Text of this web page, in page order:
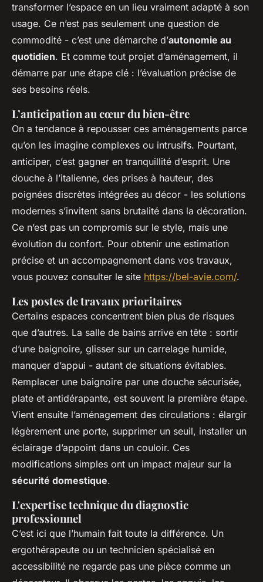
transformer l’espace en un lieu vraiment adapté à son
usage. Ce n’est pas seulement une question de
commodité - c’est une démarche d’autonomie au
quotidien. Et comme tout projet d’aménagement, il
démarre par une étape clé : l’évaluation précise de
ses besoins réels.
L’anticipation au cœur du bien-être
On a tendance à repousser ces aménagements parce
qu’on les imagine complexes ou intrusifs. Pourtant,
anticiper, c’est gagner en tranquillité d’esprit. Une
douche à l’italienne, des prises à hauteur, des
poignées discrètes intégrées au décor - les solutions
modernes s’invitent sans brutalité dans la décoration.
Ce n’est pas un compromis sur le style, mais une
évolution du confort. Pour obtenir une estimation
précise et un accompagnement dans vos travaux,
vous pouvez consulter le site https://bel-avie.com/.
Les postes de travaux prioritaires
Certains espaces concentrent bien plus de risques
que d’autres. La salle de bains arrive en tête : sortir
d’une baignoire, glisser sur un carrelage humide,
manquer d’appui - autant de situations évitables.
Remplacer une baignoire par une douche sécurisée,
plate et antidérapante, est souvent la première étape.
Vient ensuite l’aménagement des circulations : élargir
légèrement une porte, supprimer un seuil, installer un
éclairage d’appoint dans un couloir. Ces
modifications simples ont un impact majeur sur la
sécurité domestique.
L'expertise technique du diagnostic
professionnel
C’est ici que l’humain fait toute la différence. Un
ergothérapeute ou un technicien spécialisé en
accessibilité ne regarde pas une pièce comme un